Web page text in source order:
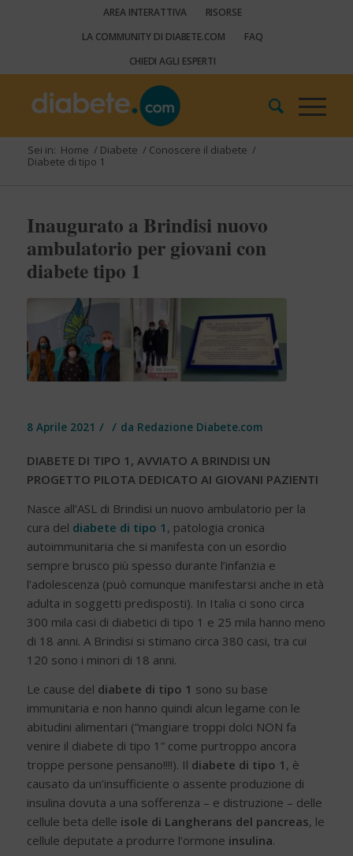
AREA INTERATTIVA
RISORSE
LA COMMUNITY DI DIABETE.COM
FAQ
CHIEDI AGLI ESPERTI
Sei in: Home / Diabete / Conoscere il diabete /
Diabete di tipo 1
Inaugurato a Brindisi nuovo
ambulatorio per giovani con
diabete tipo 1
8 Aprile 2021 / / da Redazione Diabete.com
DIABETE DI TIPO 1, AVVIATO A BRINDISI UN
PROGETTO PILOTA DEDICATO AI GIOVANI PAZIENTI
Nasce all’ASL di Brindisi un nuovo ambulatorio per la
cura del diabete di tipo 1 , patologia cronica
autoimmunitaria che si manifesta con un esordio
sempre brusco più spesso durante l’infanzia e
l’adolescenza (può comunque manifestarsi anche in età
adulta in soggetti predisposti). In Italia ci sono circa
300 mila casi di diabetici di tipo 1 e 25 mila hanno meno
di 18 anni. A Brindisi si stimano circa 380 casi, tra cui
120 sono i minori di 18 anni.
Le cause del diabete di tipo 1 sono su base
immunitaria e non hanno quindi alcun legame con le
abitudini alimentari (“mangiare troppi dolci NON fa
venire il diabete di tipo 1” come purtroppo ancora
troppe persone pensano!!!!). Il diabete di tipo 1 , è
causato da un’insufficiente o assente produzione di
insulina dovuta a una sofferenza – e distruzione – delle
cellule beta delle isole di Langherans del pancreas, le
cellule deputate a produrre l’ormone insulina.